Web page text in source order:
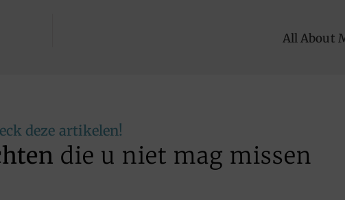
All About
deze artikelen!
die u niet mag missen